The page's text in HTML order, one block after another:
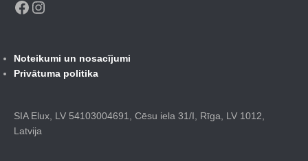
Noteikumi un nosacījumi
Privātuma politika
SIA Elux, LV 54103004691, Cēsu iela 31/I, Rīga, LV 1012,
Latvija